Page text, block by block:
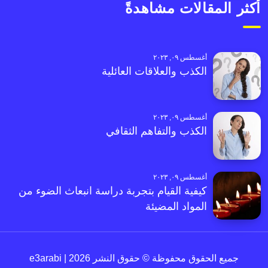
أكثر المقالات مشاهدةً
أغسطس ٠٩, ٢٠٢٣
الكذب والعلاقات العائلية
أغسطس ٠٩, ٢٠٢٣
الكذب والتفاهم الثقافي
أغسطس ٠٩, ٢٠٢٣
كيفية القيام بتجربة دراسة انبعاث الضوء من
المواد المضيئة
جميع الحقوق محفوظة © حقوق النشر 2026 | e3arabi